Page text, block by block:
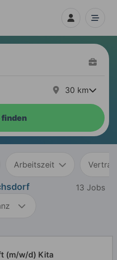
30 km
finden
Arbeitszeit
13 Jobs
(m/w/d) Kita